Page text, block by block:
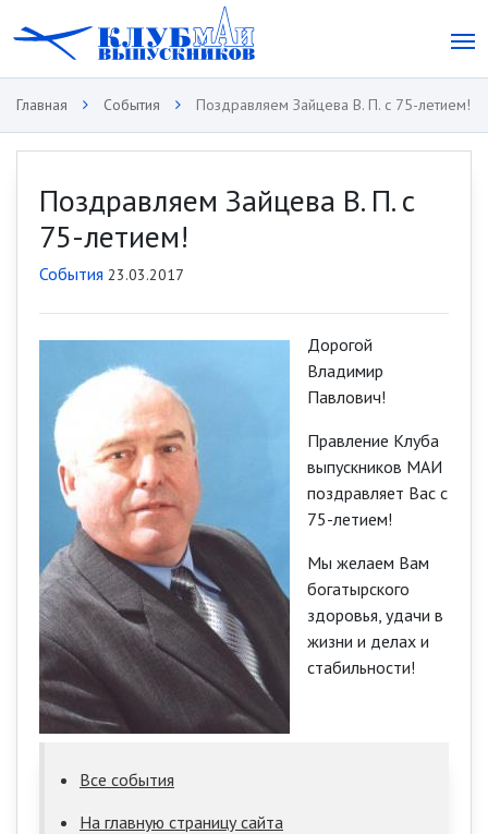
Главная События Поздравляем Зайцева В. П. с 75-летием!
Поздравляем Зайцева В. П. с
75-летием!
События 23.03.2017
Дорогой
Владимир
Павлович!
Правление Клуба
выпускников МАИ
поздравляет Вас с
75-летием!
Мы желаем Вам
богатырского
здоровья, удачи в
жизни и делах и
стабильности!
Все события
На главную страницу сайта